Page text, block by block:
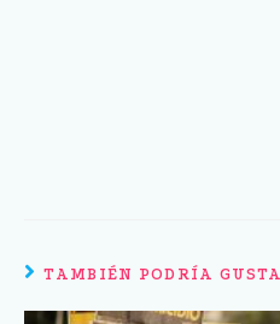
TAMBIÉN PODRÍA